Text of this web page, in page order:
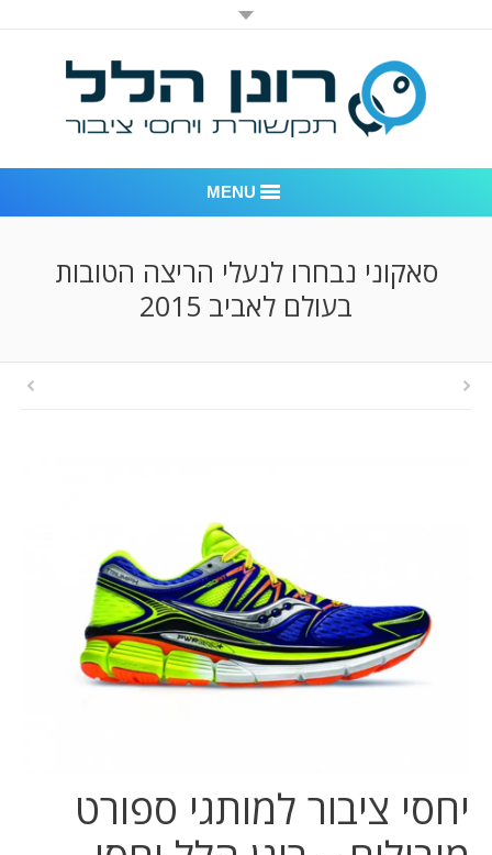
MENU
אודות החברה
סאקוני נבחרו לנעלי הריצה הטובות
בעולם לאביב 2015
יחסי ציבור למותגי ספורט